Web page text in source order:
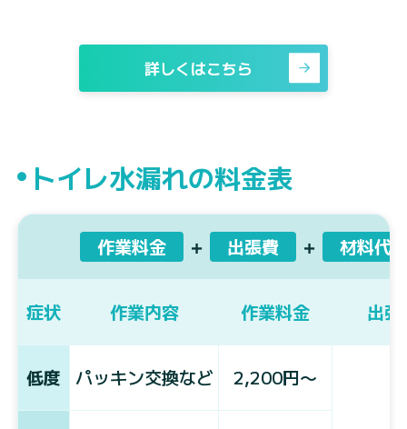
詳しくはこちら
トイレ水漏れの料金表
作業料金 ＋ 出張費 ＋ 材料代
症状 作業内容 作業料金 出
低度 パッキン交換など 2,200円〜